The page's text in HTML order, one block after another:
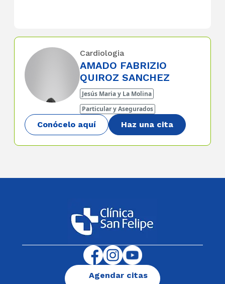
Cardiologia
AMADO FABRIZIO
QUIROZ SANCHEZ
Jesús Maria y La Molina
Particular y Asegurados
Conócelo aquí Haz una cita
Agendar citas